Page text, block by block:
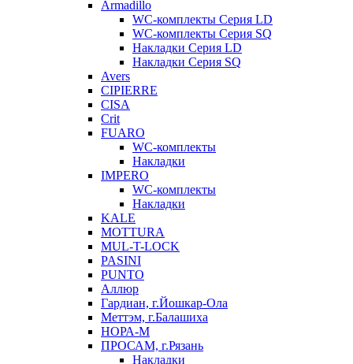
Armadillo
WC-комплекты Серия LD
WC-комплекты Серия SQ
Накладки Серия LD
Накладки Серия SQ
Avers
CIPIERRE
CISA
Crit
FUARO
WC-комплекты
Накладки
IMPERO
WC-комплекты
Накладки
KALE
MOTTURA
MUL-T-LOCK
PASINI
PUNTO
Аллюр
Гардиан, г.Йошкар-Ола
Меттэм, г.Балашиха
НОРА-М
ПРОСАМ, г.Рязань
Накладки